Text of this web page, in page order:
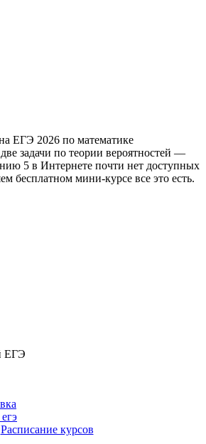
ЕГЭ 2026 по математике
задачи по теории вероятностей —
5 в Интернете почти нет доступных
бесплатном мини-курсе все это есть.
ЕГЭ
Расписание курсов